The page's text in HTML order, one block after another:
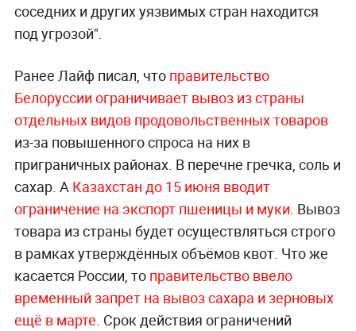
соседних и других уязвимых стран находится
под угрозой".
Ранее Лайф писал, что правительство
Белоруссии ограничивает вывоз из страны
отдельных видов продовольственных товаров
из-за повышенного спроса на них в
приграничных районах. В перечне гречка, соль и
сахар. А Казахстан до 15 июня вводит
ограничение на экспорт пшеницы и муки. Вывоз
товара из страны будет осуществляться строго
в рамках утверждённых объёмов квот. Что же
касается России, то правительство ввело
временный запрет на вывоз сахара и зерновых
ещё в марте. Срок действия ограничений